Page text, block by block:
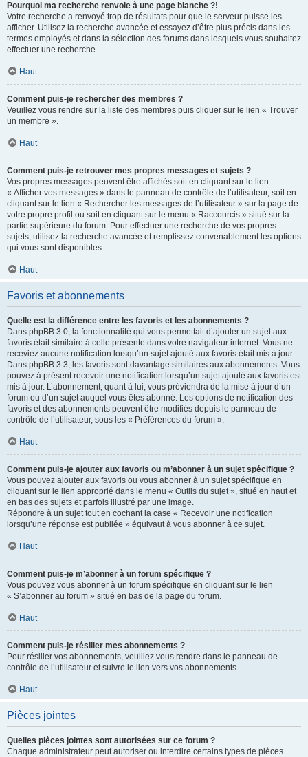
Pourquoi ma recherche renvoie à une page blanche ?!
Votre recherche a renvoyé trop de résultats pour que le serveur puisse les
afficher. Utilisez la recherche avancée et essayez d’être plus précis dans les
termes employés et dans la sélection des forums dans lesquels vous souhaitez
effectuer une recherche.
Haut
Comment puis-je rechercher des membres ?
Veuillez vous rendre sur la liste des membres puis cliquer sur le lien « Trouver
un membre ».
Haut
Comment puis-je retrouver mes propres messages et sujets ?
Vos propres messages peuvent être affichés soit en cliquant sur le lien
« Afficher vos messages » dans le panneau de contrôle de l’utilisateur, soit en
cliquant sur le lien « Rechercher les messages de l’utilisateur » sur la page de
votre propre profil ou soit en cliquant sur le menu « Raccourcis » situé sur la
partie supérieure du forum. Pour effectuer une recherche de vos propres
sujets, utilisez la recherche avancée et remplissez convenablement les options
qui vous sont disponibles.
Haut
Favoris et abonnements
Quelle est la différence entre les favoris et les abonnements ?
Dans phpBB 3.0, la fonctionnalité qui vous permettait d’ajouter un sujet aux
favoris était similaire à celle présente dans votre navigateur internet. Vous ne
receviez aucune notification lorsqu’un sujet ajouté aux favoris était mis à jour.
Dans phpBB 3.3, les favoris sont davantage similaires aux abonnements. Vous
pouvez à présent recevoir une notification lorsqu’un sujet ajouté aux favoris est
mis à jour. L’abonnement, quant à lui, vous préviendra de la mise à jour d’un
forum ou d’un sujet auquel vous êtes abonné. Les options de notification des
favoris et des abonnements peuvent être modifiés depuis le panneau de
contrôle de l’utilisateur, sous les « Préférences du forum ».
Haut
Comment puis-je ajouter aux favoris ou m’abonner à un sujet spécifique ?
Vous pouvez ajouter aux favoris ou vous abonner à un sujet spécifique en
cliquant sur le lien approprié dans le menu « Outils du sujet », situé en haut et
en bas des sujets et parfois illustré par une image.
Répondre à un sujet tout en cochant la case « Recevoir une notification
lorsqu’une réponse est publiée » équivaut à vous abonner à ce sujet.
Haut
Comment puis-je m’abonner à un forum spécifique ?
Vous pouvez vous abonner à un forum spécifique en cliquant sur le lien
« S’abonner au forum » situé en bas de la page du forum.
Haut
Comment puis-je résilier mes abonnements ?
Pour résilier vos abonnements, veuillez vous rendre dans le panneau de
contrôle de l’utilisateur et suivre le lien vers vos abonnements.
Haut
Pièces jointes
Quelles pièces jointes sont autorisées sur ce forum ?
Chaque administrateur peut autoriser ou interdire certains types de pièces